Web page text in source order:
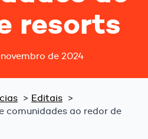
resorts
de 2024
Editais
comunidades ao redor de